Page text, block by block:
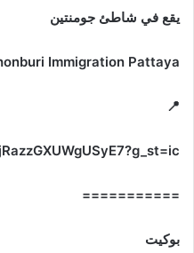
يقع في شاطئ جومنتين
Immigration Pattaya
📍
===========
بوكيت